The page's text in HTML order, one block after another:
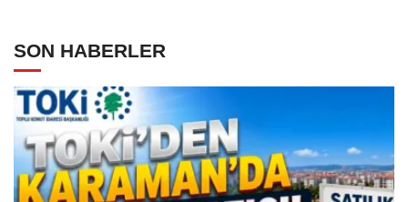
SON HABERLER